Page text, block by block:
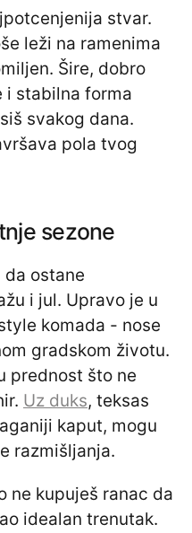
stvar.
leži na ramenima
Šire, dobro
i stabilna forma
svakog dana.
pola tvog
sezone
ostane
i jul. Upravo je u
komada - nose
gradskom životu.
prednost što ne
Uz duks, teksas
kaput, mogu
razmišljanja.
ne kupuješ ranac da
idealan trenutak.